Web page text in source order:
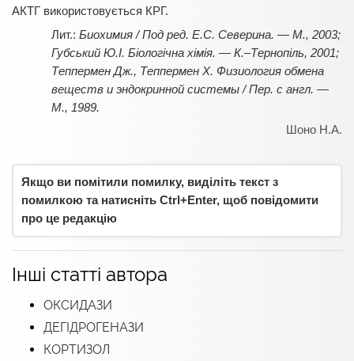
АКТГ використовується КРГ.
Биохимия / Под ред. Е.С. Северина. — М., 2003;
Губський Ю.І. Біологічна хімія. — К.–Тернопіль, 2001;
Теппермен Дж., Теппермен Х. Физиология обмена
веществ и эндокринной системы / Пер. с англ. —
М., 1989.
Шоно Н.А.
Якщо ви помітили помилку, виділіть текст з
помилкою та натисніть Ctrl+Enter, щоб повідомити
про це редакцію
Інші статті автора
ОКСИДАЗИ
ДЕГІДРОГЕНАЗИ
КОРТИЗОЛ